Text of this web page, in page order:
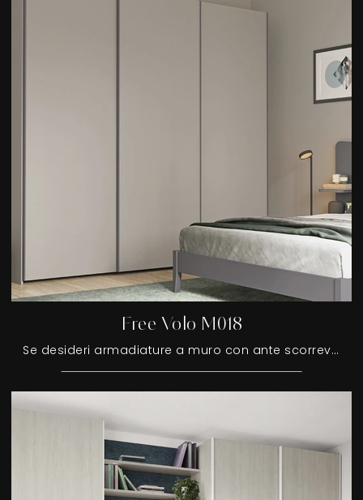
Free Volo M018
Se desideri armadiature a muro con ante scorrevoli, clicca e scopri l'armadio Free Volo M018 di Colombini Casa in melaminico.